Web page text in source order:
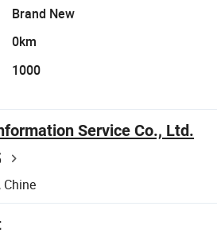
Brand New
0km
1000
Service Co., Ltd.
Chine